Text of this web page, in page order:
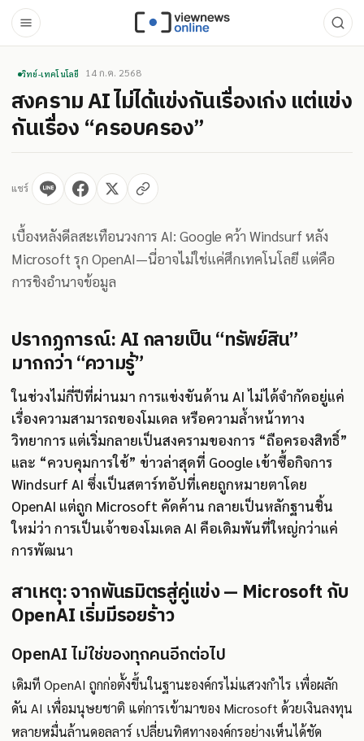
วิทย์-เทคโนโลยี 14 ก.ค. 2568
สงคราม AI ไม่ได้แข่งกันเรื่องเก่ง แต่แข่ง
กันเรื่อง “ครอบครอง”
แชร์
เบื้องหลังดีลสะเทือนวงการ AI: Google คว้า Windsurf หลัง
Microsoft รุก OpenAI—นี่อาจไม่ใช่แค่ศึกเทคโนโลยี แต่คือ
การชิงอำนาจข้อมูล
ปรากฏการณ์: AI กลายเป็น “ทรัพย์สิน”
มากกว่า “ความรู้”
ในช่วงไม่กี่ปีที่ผ่านมา การแข่งขันด้าน AI ไม่ได้จำกัดอยู่แค่
เรื่องความสามารถของโมเดล หรือความล้ำหน้าทาง
วิทยาการ แต่เริ่มกลายเป็นสงครามของการ “ถือครองสิทธิ์”
และ “ควบคุมการใช้” ข่าวล่าสุดที่ Google เข้าซื้อกิจการ
Windsurf AI ซึ่งเป็นสตาร์ทอัปที่เคยถูกหมายตาโดย
OpenAI แต่ถูก Microsoft คัดค้าน กลายเป็นหลักฐานชิ้น
ใหม่ว่า การเป็นเจ้าของโมเดล AI คือเดิมพันที่ใหญ่กว่าแค่
การพัฒนา
สาเหตุ: จากพันธมิตรสู่คู่แข่ง — Microsoft กับ
OpenAI เริ่มมีรอยร้าว
OpenAI ไม่ใช่ของทุกคนอีกต่อไป
เดิมที OpenAI ถูกก่อตั้งขึ้นในฐานะองค์กรไม่แสวงกำไร เพื่อผลัก
ดัน AI เพื่อมนุษยชาติ แต่การเข้ามาของ Microsoft ด้วยเงินลงทุน
หลายหมื่นล้านดอลลาร์ เปลี่ยนทิศทางองค์กรอย่างเห็นได้ชัด